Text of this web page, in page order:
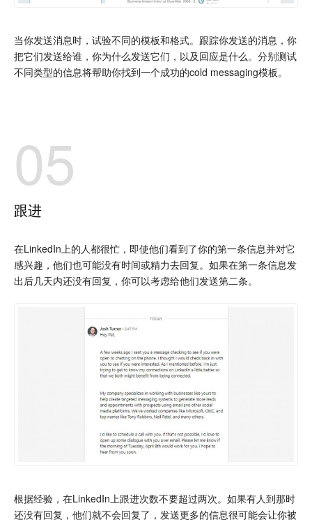
当你发送消息时，试验不同的模板和格式。跟踪你发送的消息，你
把它们发送给谁，你为什么发送它们，以及回应是什么。分别测试
不同类型的信息将帮助你找到一个成功的cold messaging模板。
05
跟进
在LinkedIn上的人都很忙，即使他们看到了你的第一条信息并对它
感兴趣，他们也可能没有时间或精力去回复。如果在第一条信息发
出后几天内还没有回复，你可以考虑给他们发送第二条。
根据经验，在LinkedIn上跟进次数不要超过两次。如果有人到那时
还没有回复，他们就不会回复了，发送更多的信息很可能会让你被